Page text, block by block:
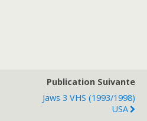
Publication Suivante
Jaws 3 VHS (1993/1998)
USA